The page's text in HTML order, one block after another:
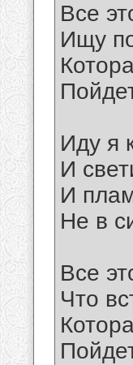
Все
Ищу
Иду я
И
И
Не в
Все
Что